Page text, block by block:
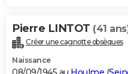
Pierre LINTOT (41
Créer une cagnotte obsèques
Naissance